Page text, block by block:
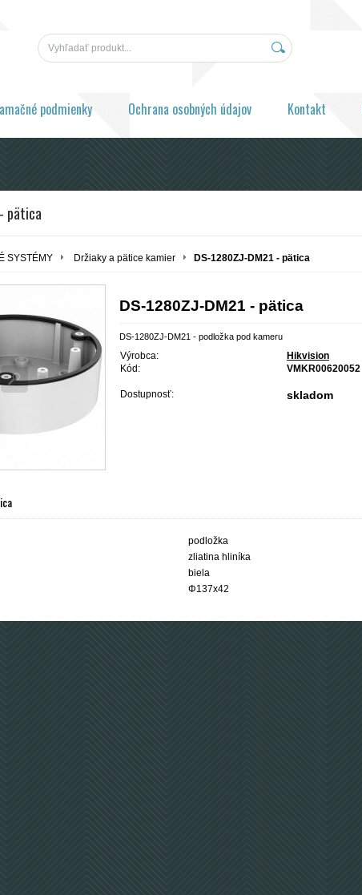
podmienky Ochrana osobných údajov Kontakt
pätica
SYSTÉMY Držiaky a pätice kamier DS-1280ZJ-DM21 - pätica
DS-1280ZJ-DM21 - pätica
DS-1280ZJ-DM21 - podložka pod kameru
Výrobca:
Hikvision
Kód:
VMKR00620052
Dostupnosť: skladom
podložka
zliatina hliníka
biela
Φ137x42